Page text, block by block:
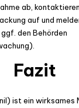
ab,
auf und
den Behörden
Fazit
ist ein wirksames